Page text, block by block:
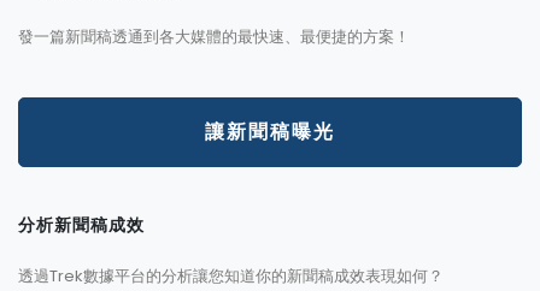
發一篇新聞稿透通到各大媒體的最快速、最便捷的方案！
讓新聞稿曝光
分析新聞稿成效
透過Trek數據平台的分析讓您知道你的新聞稿成效表現如何？